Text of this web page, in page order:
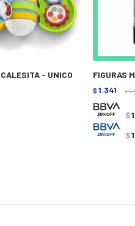
CALESITA - UNICO FIGURAS
$ 1.341 $
$
$